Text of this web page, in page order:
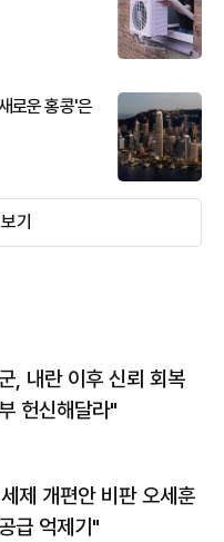
로운 홍콩'은
기
, 내란 이후 신뢰 회복
헌신해달라"
제 개편안 비판 오세훈
급 억제기"